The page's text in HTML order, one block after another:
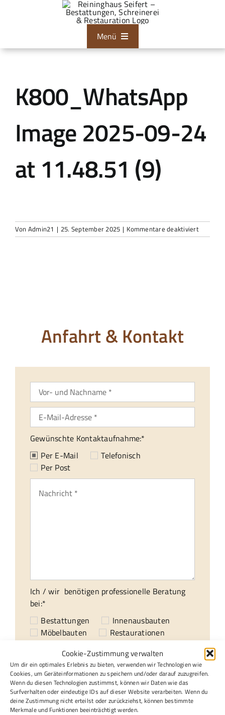
Cookie-Zustimmung verwalten
Um dir ein optimales Erlebnis zu bieten, verwenden wir Technologien wie
Cookies, um Geräteinformationen zu speichern und/oder darauf zuzugreifen.
Wenn du diesen Technologien zustimmst, können wir Daten wie das
Surfverhalten oder eindeutige IDs auf dieser Website verarbeiten. Wenn du
deine Zustimmung nicht erteilst oder zurückziehst, können bestimmte
Merkmale und Funktionen beeinträchtigt werden.
Menü
Tischlerei
Über uns
Aktuelles
K800_WhatsApp
Image 2025-09-24
at 11.48.51 (9)
Von Admin21 | 25. September 2025 | Kommentare deaktiviertfür
Anfahrt & Kontakt
Gewünschte Kontaktaufnahme:*
Per E-Mail
Telefonisch
Per Post
Ich / wir benötigen professionelle Beratung
bei:*
Bestattungen
Innenausbauten
Möbelbauten
Restaurationen
Sonstiges
Datenschutzerklärungund akzeptiert.*